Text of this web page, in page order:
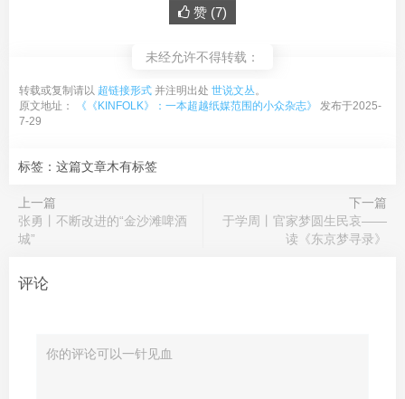
赞 (7)
未经允许不得转载：
转载或复制请以 超链接形式 并注明出处 世说文丛。
原文地址：
《《KINFOLK》：一本超越纸媒范围的小众杂志》
发布于2025-
7-29
标签：这篇文章木有标签
上一篇
张勇丨不断改进的“金沙滩啤酒
城”
下一篇
于学周丨官家梦圆生民哀——
读《东京梦寻录》
评论